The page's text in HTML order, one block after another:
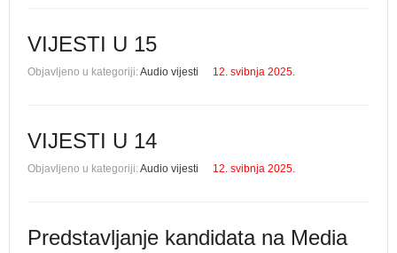
VIJESTI U 15
Objavljeno u kategoriji:Audio vijesti 12. svibnja 2025.
VIJESTI U 14
Objavljeno u kategoriji:Audio vijesti 12. svibnja 2025.
Predstavljanje kandidata na Media